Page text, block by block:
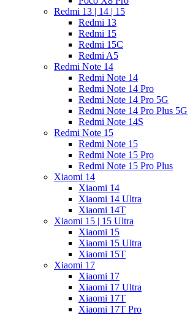
Redmi 13 | 14 | 15
Redmi 13
Redmi 15
Redmi 15C
Redmi A5
Redmi Note 14
Redmi Note 14
Redmi Note 14 Pro
Redmi Note 14 Pro 5G
Redmi Note 14 Pro Plus 5G
Redmi Note 14S
Redmi Note 15
Redmi Note 15
Redmi Note 15 Pro
Redmi Note 15 Pro Plus
Xiaomi 14
Xiaomi 14
Xiaomi 14 Ultra
Xiaomi 14T
Xiaomi 15 | 15 Ultra
Xiaomi 15
Xiaomi 15 Ultra
Xiaomi 15T
Xiaomi 17
Xiaomi 17
Xiaomi 17 Ultra
Xiaomi 17T
Xiaomi 17T Pro